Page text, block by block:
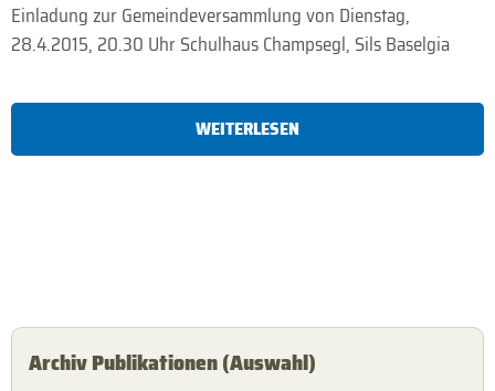
Einladung zur Gemeindeversammlung von Dienstag,
28.4.2015, 20.30 Uhr Schulhaus Champsegl, Sils Baselgia
WEITERLESEN
Archiv Publikationen (Auswahl)